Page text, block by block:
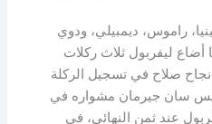
راموس، ديمبيلي، ودوي
أضاع ليفربول ثلاث ركلات
نجاح صلاح في تسجيل الركلة
سان جيرمان مشواره في
عند ثمن النهائي، في